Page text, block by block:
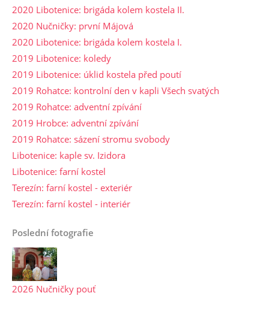
2020 Libotenice: brigáda kolem kostela II.
2020 Nučničky: první Májová
2020 Libotenice: brigáda kolem kostela I.
2019 Libotenice: koledy
2019 Libotenice: úklid kostela před poutí
2019 Rohatce: kontrolní den v kapli Všech svatých
2019 Rohatce: adventní zpívání
2019 Hrobce: adventní zpívání
2019 Rohatce: sázení stromu svobody
Libotenice: kaple sv. Izidora
Libotenice: farní kostel
Terezín: farní kostel - exteriér
Terezín: farní kostel - interiér
Poslední fotografie
2026 Nučničky pouť